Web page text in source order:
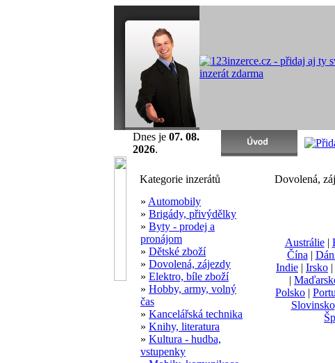
Dnes je 07. 08.
2026.
Kategorie inzerátů
» Automobily
» Brigády, přivýdělky
» Byty - prodej a
pronájom
» Dětské zboží
» Dovolená, zájezdy
» Elektro, bíle zboží
» Hobby, army, volný
čas
» Kancelářská technika
» Knihy, literatura
» Kultura - hudba,
vstupenky
Dovolená,
Austrálie|
Čína|
Indie | Irsko |
|
Polsko |
Slovinsko